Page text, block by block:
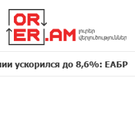
до 8,6%: ЕАБР 16:39